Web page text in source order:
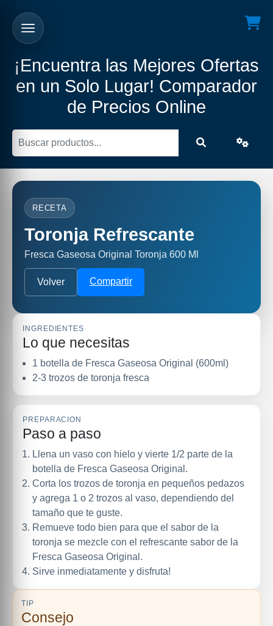
¡Encuentra las Mejores Ofertas
en un Solo Lugar! Comparador
de Precios Online
RECETA
Toronja Refrescante
Fresca Gaseosa Original Toronja 600 Ml
Volver Compartir
INGREDIENTES
Lo que necesitas
1 botella de Fresca Gaseosa Original (600ml)
2-3 trozos de toronja fresca
PREPARACION
Paso a paso
Llena un vaso con hielo y vierte 1/2 parte de la
botella de Fresca Gaseosa Original.
Corta los trozos de toronja en pequeños pedazos
y agrega 1 o 2 trozos al vaso, dependiendo del
tamaño que te guste.
Remueve todo bien para que el sabor de la
toronja se mezcle con el refrescante sabor de la
Fresca Gaseosa Original.
Sirve inmediatamente y disfruta!
TIP
Consejo